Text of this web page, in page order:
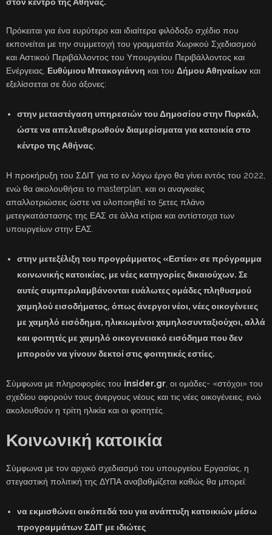
Πρόκειται για ένα ευρύτερο και ιδιαίτερα φιλόδοξο σχέδιο που
εκπονείται με την συμμετοχή του γραμματέα Χωρικού Σχεδιασμού
και Αστικού Περιβάλλοντος του Υπουργείου Περιβάλλοντος και
Ενέργειας, Ευθύμιου Μπακογιάννη και του Δήμου Αθηναίων και
εξελίσσεται σε δύο άξονες:
στην μεταστέγαση υπηρεσιών του Δημοσίου στην Πυρκάλ,
ώστε να απελευθερωθούν διαμερίσματα για κατοικία στο
κέντρο της Αθήνας.
Η προκήρυξη του ΣΔΙΤ για το εν λόγω έργο θα γίνει εντός του 2022,
ενώ θα ακολουθήσει το masterplan, και οι αναγκαίες
απαλλοτριώσεις ώστε να υλοποιηθεί το 5ετες πλάνο
μετεγκατάστασης της ΕΑΣ σε άλλα κτίρια και αντίστοιχα των
υπουργείων στην ΕΑΣ.
στην μετεξέλιξη του προγράμματος «Εστία» σε πρόγραμμα
κοινωνικής κατοικίας, με νέες κατηγορίες δικαιούχων. Σε
αυτές συμπεριλαμβάνονται ευάλωτες ομάδες πληθυσμού
χαμηλού εισοδήματος, όπως άνεργοι νέοι, νέες οικογένειες
με χαμηλό εισόδημα, ηλικιωμένοι χαμηλοσυνταξιούχοι, αλλά
και φοιτητές με χαμηλό οικογενειακό εισόδημα που δεν
μπορούν να γίνουν δεκτοί στις φοιτητικές εστίες.
Σύμφωνα με πληροφορίες του insider.gr , οι ομάδες- «στόχοι» του
σχεδίου αφορούν τους άνεργους νέους και τις νέες οικογένειες, ενώ
ακολουθούν η τρίτη ηλικία και οι φοιτητές.
Κοινωνική κατοικία
Σύμφωνα με τον αρχικό σχεδιασμό του υπουργείου Εργασίας, η
στεγαστική πολιτική της ΔΥΠΑ αναβαθμίζεται καθώς θα μπορεί:
να εκμισθώνει οικόπεδά του για ανάπτυξη κατοικιών μέσω
προγραμμάτων ΣΔΙΤ με ιδιώτες